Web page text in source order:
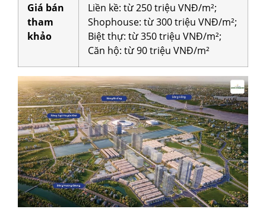
Giá bán
tham
khảo
Liền kề: từ 250 triệu VNĐ/m²;
Shophouse: từ 300 triệu VNĐ/m²;
Biệt thự: từ 350 triệu VNĐ/m²;
Căn hộ: từ 90 triệu VNĐ/m²